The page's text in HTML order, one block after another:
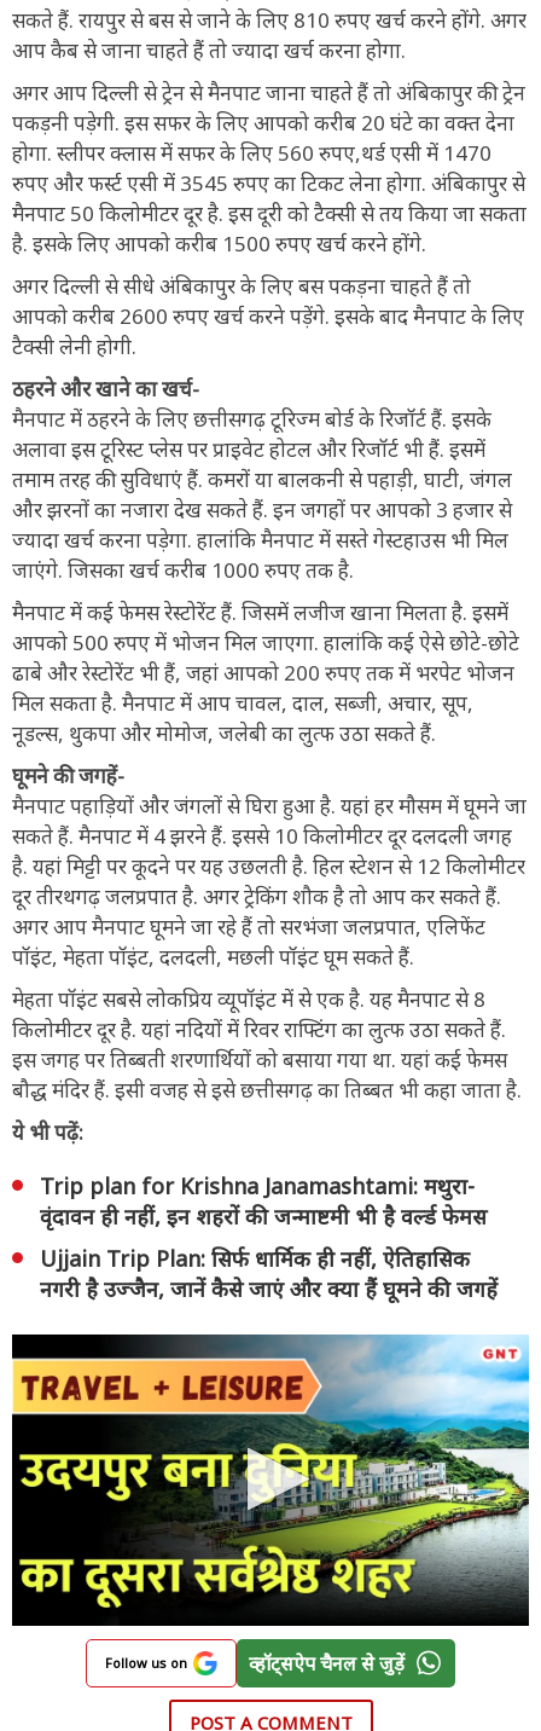
सकते हैं. रायपुर से बस से जाने के लिए 810 रुपए खर्च करने होंगे. अगर
आप कैब से जाना चाहते हैं तो ज्यादा खर्च करना होगा.
अगर आप दिल्ली से ट्रेन से मैनपाट जाना चाहते हैं तो अंबिकापुर की ट्रेन
पकड़नी पड़ेगी. इस सफर के लिए आपको करीब 20 घंटे का वक्त देना
होगा. स्लीपर क्लास में सफर के लिए 560 रुपए,थर्ड एसी में 1470
रुपए और फर्स्ट एसी में 3545 रुपए का टिकट लेना होगा. अंबिकापुर से
मैनपाट 50 किलोमीटर दूर है. इस दूरी को टैक्सी से तय किया जा सकता
है. इसके लिए आपको करीब 1500 रुपए खर्च करने होंगे.
अगर दिल्ली से सीधे अंबिकापुर के लिए बस पकड़ना चाहते हैं तो
आपको करीब 2600 रुपए खर्च करने पड़ेंगे. इसके बाद मैनपाट के लिए
टैक्सी लेनी होगी.
ठहरने और खाने का खर्च-
मैनपाट में ठहरने के लिए छत्तीसगढ़ टूरिज्म बोर्ड के रिजॉर्ट हैं. इसके
अलावा इस टूरिस्ट प्लेस पर प्राइवेट होटल और रिजॉर्ट भी हैं. इसमें
तमाम तरह की सुविधाएं हैं. कमरों या बालकनी से पहाड़ी, घाटी, जंगल
और झरनों का नजारा देख सकते हैं. इन जगहों पर आपको 3 हजार से
ज्यादा खर्च करना पड़ेगा. हालांकि मैनपाट में सस्ते गेस्टहाउस भी मिल
जाएंगे. जिसका खर्च करीब 1000 रुपए तक है.
मैनपाट में कई फेमस रेस्टोरेंट हैं. जिसमें लजीज खाना मिलता है. इसमें
आपको 500 रुपए में भोजन मिल जाएगा. हालांकि कई ऐसे छोटे-छोटे
ढाबे और रेस्टोरेंट भी हैं, जहां आपको 200 रुपए तक में भरपेट भोजन
मिल सकता है. मैनपाट में आप चावल, दाल, सब्जी, अचार, सूप,
नूडल्स, थुकपा और मोमोज, जलेबी का लुत्फ उठा सकते हैं.
घूमने की जगहें-
मैनपाट पहाड़ियों और जंगलों से घिरा हुआ है. यहां हर मौसम में घूमने जा
सकते हैं. मैनपाट में 4 झरने हैं. इससे 10 किलोमीटर दूर दलदली जगह
है. यहां मिट्टी पर कूदने पर यह उछलती है. हिल स्टेशन से 12 किलोमीटर
दूर तीरथगढ़ जलप्रपात है. अगर ट्रेकिंग शौक है तो आप कर सकते हैं.
अगर आप मैनपाट घूमने जा रहे हैं तो सरभंजा जलप्रपात, एलिफेंट
पॉइंट, मेहता पॉइंट, दलदली, मछली पॉइंट घूम सकते हैं.
मेहता पॉइंट सबसे लोकप्रिय व्यूपॉइंट में से एक है. यह मैनपाट से 8
किलोमीटर दूर है. यहां नदियों में रिवर राफ्टिंग का लुत्फ उठा सकते हैं.
इस जगह पर तिब्बती शरणार्थियों को बसाया गया था. यहां कई फेमस
बौद्ध मंदिर हैं. इसी वजह से इसे छत्तीसगढ़ का तिब्बत भी कहा जाता है.
ये भी पढ़ें:
Trip plan for Krishna Janamashtami: मथुरा-
वृंदावन ही नहीं, इन शहरों की जन्माष्टमी भी है वर्ल्ड फेमस
Ujjain Trip Plan: सिर्फ धार्मिक ही नहीं, ऐतिहासिक
नगरी है उज्जैन, जानें कैसे जाएं और क्या हैं घूमने की जगहें
Follow us on व्हॉट्सऐप चैनल से जुड़ें
POST A COMMENT